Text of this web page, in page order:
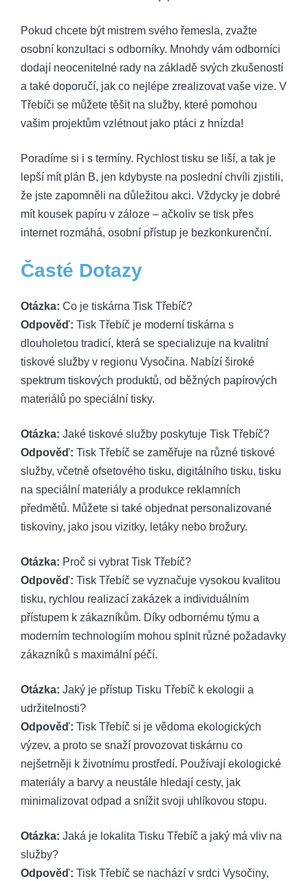
Pokud chcete být mistrem svého řemesla, zvažte
osobní konzultaci s odborníky. Mnohdy vám odborníci
dodají neocenitelné rady na základě svých zkušeností
a také doporučí, jak co nejlépe zrealizovat vaše vize. V
Třebíči se můžete těšit na služby, které pomohou
vašim projektům vzlétnout jako ptáci z hnízda!
Poradíme si i s termíny. Rychlost tisku se liší, a tak je
lepší mít plán B, jen kdybyste na poslední chvíli zjistili,
že jste zapomněli na důležitou akci. Vždycky je dobré
mít kousek papíru v záloze – ačkoliv se tisk přes
internet rozmáhá, osobní přístup je bezkonkurenční.
Časté Dotazy
Otázka: Co je tiskárna Tisk Třebíč?
Odpověď: Tisk Třebíč je moderní tiskárna s
dlouholetou tradicí, která se specializuje na kvalitní
tiskové služby v regionu Vysočina. Nabízí široké
spektrum tiskových produktů, od běžných papírových
materiálů po speciální tisky.
Otázka: Jaké tiskové služby poskytuje Tisk Třebíč?
Odpověď: Tisk Třebíč se zaměřuje na různé tiskové
služby, včetně ofsetového tisku, digitálního tisku, tisku
na speciální materiály a produkce reklamních
předmětů. Můžete si také objednat personalizované
tiskoviny, jako jsou vizitky, letáky nebo brožury.
Otázka: Proč si vybrat Tisk Třebíč?
Odpověď: Tisk Třebíč se vyznačuje vysokou kvalitou
tisku, rychlou realizací zakázek a individuálním
přístupem k zákazníkům. Díky odbornému týmu a
moderním technologiím mohou splnit různé požadavky
zákazníků s maximální péčí.
Otázka: Jaký je přístup Tisku Třebíč k ekologii a
udržitelnosti?
Odpověď: Tisk Třebíč si je vědoma ekologických
výzev, a proto se snaží provozovat tiskárnu co
nejšetrněji k životnímu prostředí. Používají ekologické
materiály a barvy a neustále hledají cesty, jak
minimalizovat odpad a snížit svoji uhlíkovou stopu.
Otázka: Jaká je lokalita Tisku Třebíč a jaký má vliv na
služby?
Odpověď: Tisk Třebíč se nachází v srdci Vysočiny,